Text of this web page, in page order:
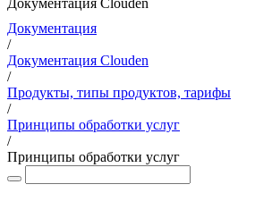
Документация Clouden
Документация
/
Документация Clouden
/
Продукты, типы продуктов, тарифы
/
Принципы обработки услуг
/
Принципы обработки услуг